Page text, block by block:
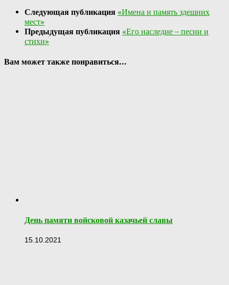
Следующая публикация «Имена и память здешних
мест»
Предыдущая публикация «Его наследие – песни и
стихи»
Вам может также понравиться...
День памяти войсковой казачьей славы
15.10.2021